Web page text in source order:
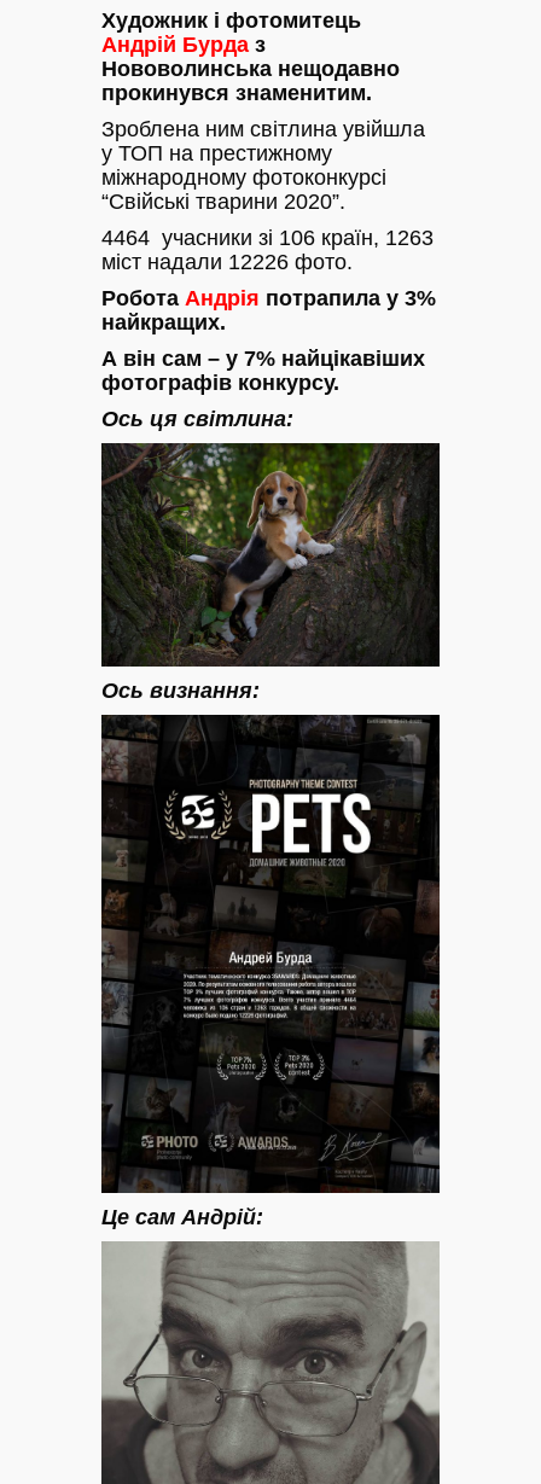
Художник і фотомитець
Андрій Бурда з
Нововолинська нещодавно
прокинувся знаменитим.
Зроблена ним світлина увійшла
у ТОП на престижному
міжнародному фотоконкурсі
“Свійські тварини 2020”.
4464 учасники зі 106 країн, 1263
міст надали 12226 фото.
Робота Андрія потрапила у 3%
найкращих.
А він сам – у 7% найцікавіших
фотографів конкурсу.
Ось ця світлина:
Ось визнання:
Це сам Андрій: